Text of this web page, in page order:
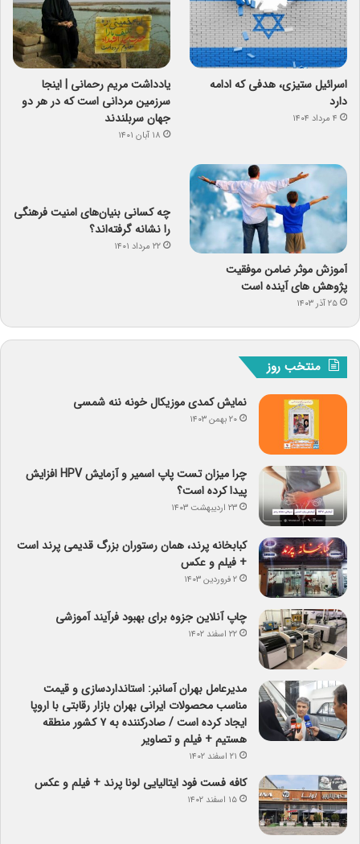
اسرائیل ستیزی، هدفی که ادامه
دارد
۴ مرداد ۱۴۰۴
یادداشت مریم رحمانی | اینجا
سرزمین مردانی است که در هر دو
جهان سربلندند
۱۸ آبان ۱۴۰۱
آموزش موثر ضامن موفقیت
پژوهش های آینده است
۲۵ آذر ۱۴۰۳
چه کسانی بنیان‌های امنیت فرهنگی
را نشانه گرفته‌اند؟
۲۲ مرداد ۱۴۰۱
منتخب روز
نمایش کمدی موزیکال خونه ننه شمسی
۲۰ بهمن ۱۴۰۳
چرا میزان تست پاپ اسمیر و آزمایش HPV افزایش
پیدا کرده است؟
۲۳ اردیبهشت ۱۴۰۳
کبابخانه پرند، همان رستوران بزرگ قدیمی پرند است
+ فیلم و عکس
۲ فروردین ۱۴۰۳
چاپ آنلاین جزوه برای بهبود فرآیند آموزشی
۲۲ اسفند ۱۴۰۲
مدیرعامل بهران آسانبر: استانداردسازی و قیمت
مناسب محصولات ایرانی بهران بازار رقابتی با اروپا
ایجاد کرده است / صادرکننده به ۷ کشور منطقه
هستیم + فیلم و تصاویر
۲۱ اسفند ۱۴۰۲
کافه فست فود ایتالیایی لونا پرند + فیلم و عکس
۱۵ اسفند ۱۴۰۲